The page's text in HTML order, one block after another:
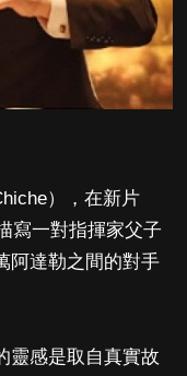
），在新片
寫一對指揮家父子
阿達勒之間的對手
靈感是取自真實故